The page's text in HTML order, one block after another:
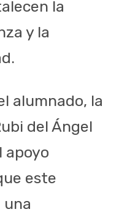
la
y la
alumnado, la
del Ángel
apoyo
este